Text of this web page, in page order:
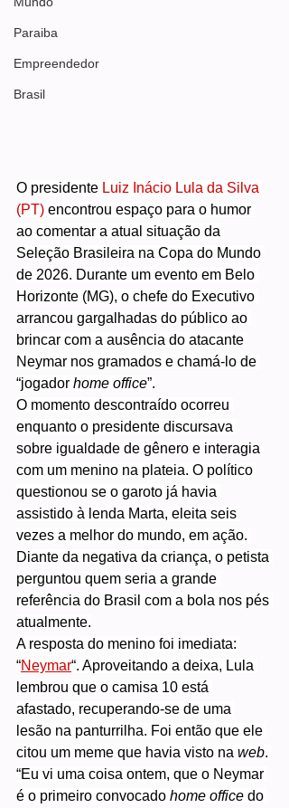
Paraiba
Empreendedor
Brasil
O presidente Luiz Inácio Lula da Silva
(PT) encontrou espaço para o humor
ao comentar a atual situação da
Seleção Brasileira na Copa do Mundo
de 2026. Durante um evento em Belo
Horizonte (MG), o chefe do Executivo
arrancou gargalhadas do público ao
brincar com a ausência do atacante
Neymar nos gramados e chamá-lo de
“jogador home office”.
O momento descontraído ocorreu
enquanto o presidente discursava
sobre igualdade de gênero e interagia
com um menino na plateia. O político
questionou se o garoto já havia
assistido à lenda Marta, eleita seis
vezes a melhor do mundo, em ação.
Diante da negativa da criança, o petista
perguntou quem seria a grande
referência do Brasil com a bola nos pés
atualmente.
A resposta do menino foi imediata:
“Neymar“. Aproveitando a deixa, Lula
lembrou que o camisa 10 está
afastado, recuperando-se de uma
lesão na panturrilha. Foi então que ele
citou um meme que havia visto na web.
“Eu vi uma coisa ontem, que o Neymar
é o primeiro convocado home office do